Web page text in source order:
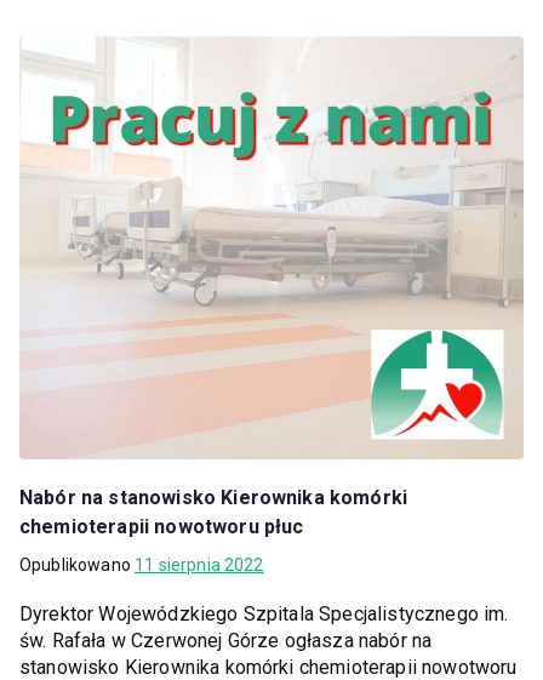
Nabór na stanowisko Kierownika komórki
chemioterapii nowotworu płuc
Opublikowano 11 sierpnia 2022
Dyrektor Wojewódzkiego Szpitala Specjalistycznego im.
św. Rafała w Czerwonej Górze ogłasza nabór na
stanowisko Kierownika komórki chemioterapii nowotworu